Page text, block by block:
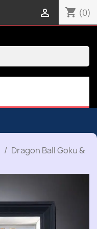
shopping_cart (0)

Dragon Ball Goku &